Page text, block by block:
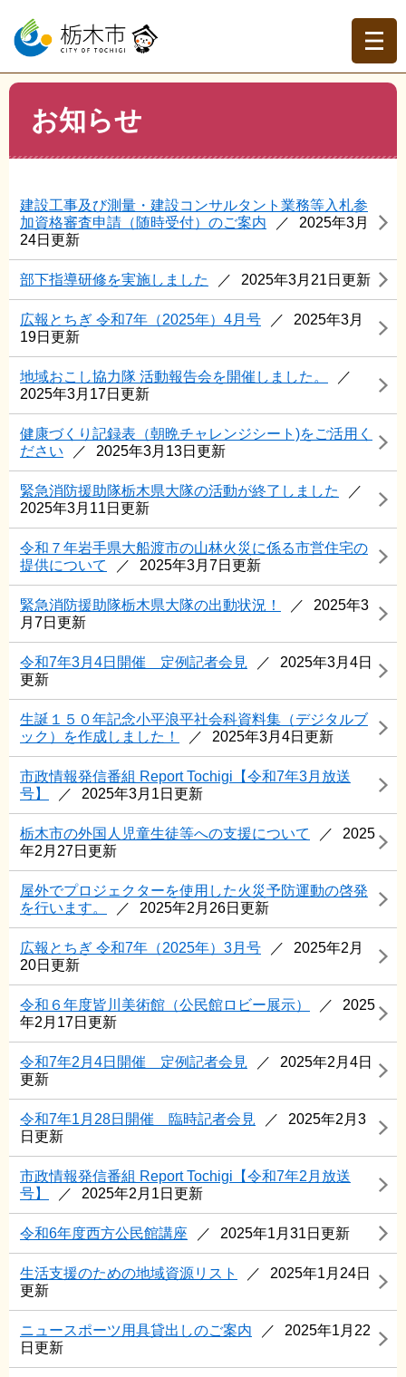
ー
の
先
ニ
ー
を
トップページ >お知らせ
お知らせ
建設工事及び測量・建設コンサルタント業務等入札参
加資格審査申請（随時受付）のご案内
2025年3月
24日更新
部下指導研修を実施しました 2025年3月21日更新
広報とちぎ 令和7年（2025年）4月号
2025年3月
19日更新
地域おこし協力隊 活動報告会を開催しました。
2025年3月17日更新
健康づくり記録表（朝晩チャレンジシート)をご活用く
ださい
2025年3月13日更新
緊急消防援助隊栃木県大隊の活動が終了しました
2025年3月11日更新
令和７年岩手県大船渡市の山林火災に係る市営住宅の
提供について
2025年3月7日更新
緊急消防援助隊栃木県大隊の出動状況！
2025年3
月7日更新
令和7年3月4日開催 定例記者会見
2025年3月4日
更新
生誕１５０年記念小平浪平社会科資料集（デジタルブ
ック）を作成しました！
2025年3月4日更新
市政情報発信番組 Report Tochigi【令和7年3月放送
号】
2025年3月1日更新
栃木市の外国人児童生徒等への支援について
2025
年2月27日更新
屋外でプロジェクターを使用した火災予防運動の啓発
を行います。
2025年2月26日更新
広報とちぎ 令和7年（2025年）3月号
2025年2月
20日更新
令和６年度皆川美術館（公民館ロビー展示）
2025
年2月17日更新
令和7年2月4日開催 定例記者会見
2025年2月4日
更新
令和7年1月28日開催 臨時記者会見
2025年2月3
日更新
市政情報発信番組 Report Tochigi【令和7年2月放送
号】
2025年2月1日更新
令和6年度西方公民館講座 2025年1月31日更新
生活支援のための地域資源リスト
2025年1月24日
更新
ニュースポーツ用具貸出しのご案内
2025年1月22
日更新